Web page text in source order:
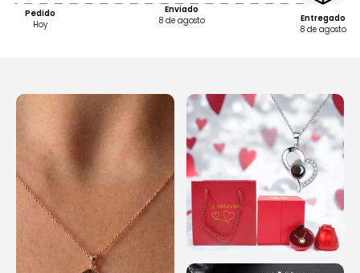
Pedido
Hoy
Enviado
8 de agosto
Entregado
8 de agosto